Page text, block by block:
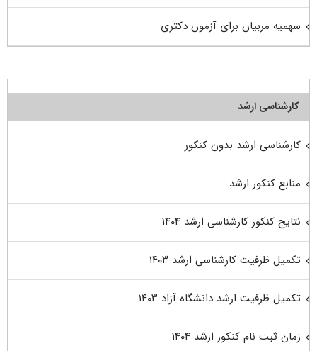
سهمیه مربیان برای آزمون دکتری
کارشناسی ارشد
کارشناسی ارشد بدون کنکور
منابع کنکور ارشد
نتایج کنکور کارشناسی ارشد ۱۴۰۴
تکمیل ظرفیت کارشناسی ارشد ۱۴۰۳
تکمیل ظرفیت ارشد دانشگاه آزاد ۱۴۰۳
زمان ثبت نام کنکور ارشد ۱۴۰۴